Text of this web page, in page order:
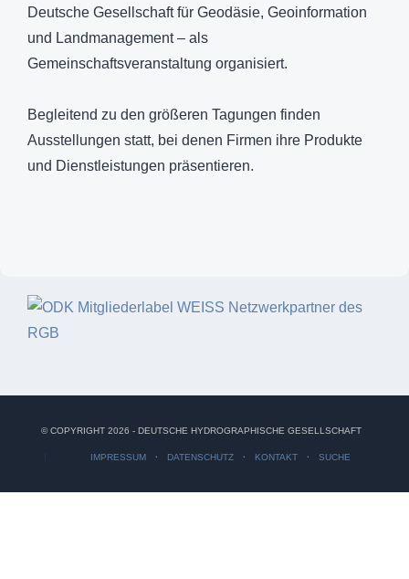
Deutsche Gesellschaft für Geodäsie, Geoinformation
und Landmanagement – als
Gemeinschaftsveranstaltung organisiert.
Begleitend zu den größeren Tagungen finden
Ausstellungen statt, bei denen Firmen ihre Produkte
und Dienstleistungen präsentieren.
© COPYRIGHT 2026 - DEUTSCHE HYDROGRAPHISCHE GESELLSCHAFT
IMPRESSUM DATENSCHUTZ KONTAKT SUCHE